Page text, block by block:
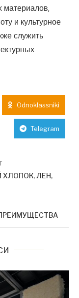
материалов,
и культурное
служить
Odnoklassniki
Telegram
ХЛОПОК, ЛЕН,